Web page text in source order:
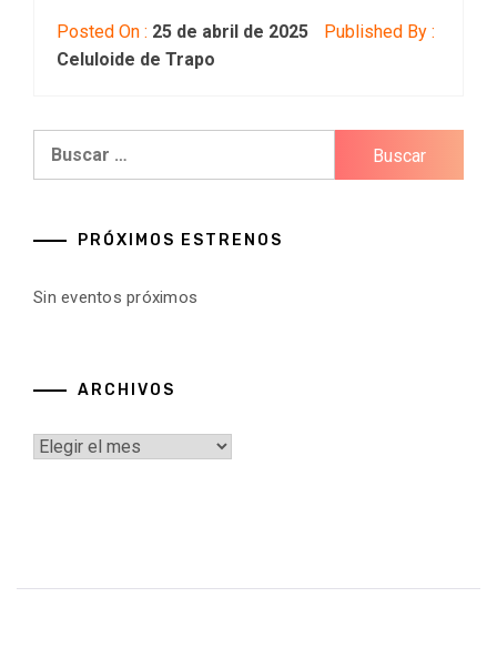
Posted On : 25 de abril de 2025
Published By :
Celuloide de Trapo
PRÓXIMOS ESTRENOS
Sin eventos próximos
ARCHIVOS
Archivos